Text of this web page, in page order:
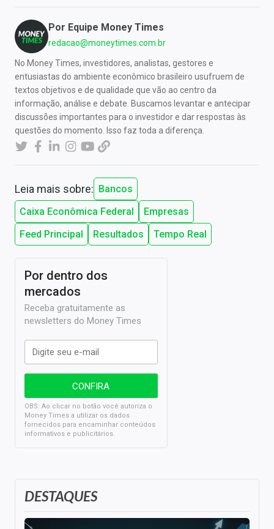
Por Equipe Money Times
redacao@moneytimes.com.br
No Money Times, investidores, analistas, gestores e
entusiastas do ambiente econômico brasileiro usufruem de
textos objetivos e de qualidade que vão ao centro da
informação, análise e debate. Buscamos levantar e antecipar
discussões importantes para o investidor e dar respostas às
questões do momento. Isso faz toda a diferença.
Leia mais sobre: Bancos
Caixa Econômica Federal
Empresas
Feed Principal
Resultados Tempo Real
DESTAQUES
Por dentro dos
mercados
Receba gratuitamente as
newsletters do Money Times
OBS: Ao clicar no botão você autoriza o
Money Times a utilizar os dados
fornecidos para encaminhar conteúdos
informativos e publicitários.